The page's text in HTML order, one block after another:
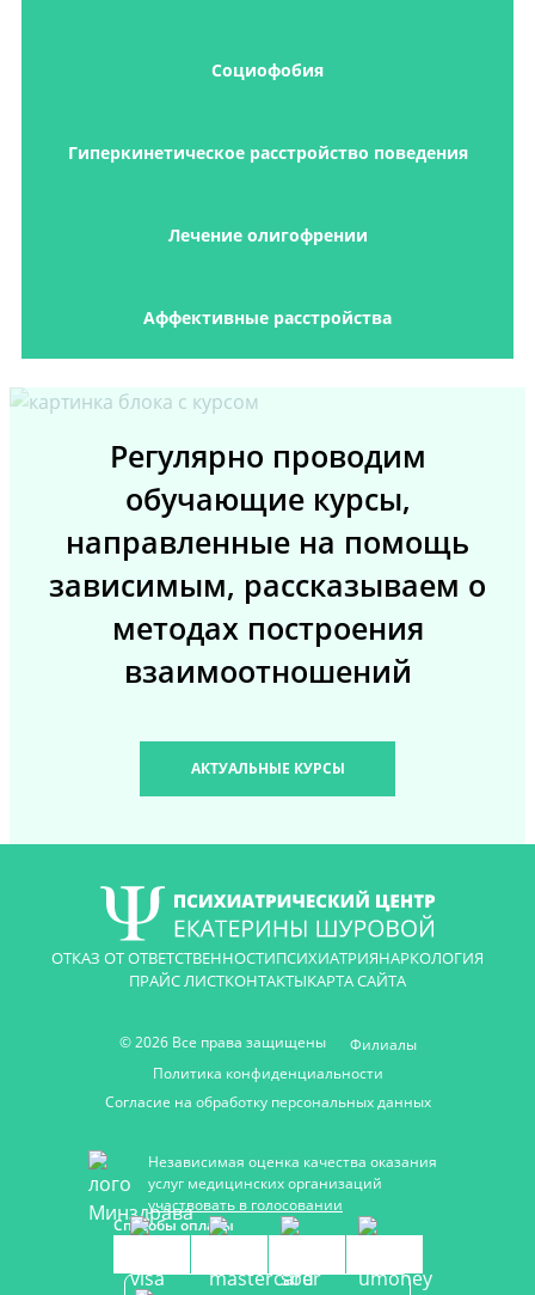
Социофобия
Гиперкинетическое расстройство поведения
Лечение олигофрении
Аффективные расстройства
Регулярно проводим
обучающие курсы,
направленные на помощь
зависимым, рассказываем о
методах построения
взаимоотношений
АКТУАЛЬНЫЕ КУРСЫ
ОТКАЗ ОТ ОТВЕТСТВЕННОСТИПСИХИАТРИЯНАРКОЛОГИЯ
ПРАЙС ЛИСТКОНТАКТЫКАРТА САЙТА
© 2026 Все права защищены
Филиалы
Политика конфиденциальности
Согласие на обработку персональных данных
Независимая оценка качества оказания
услуг медицинских организаций
участвовать в голосовании
Способы оплаты